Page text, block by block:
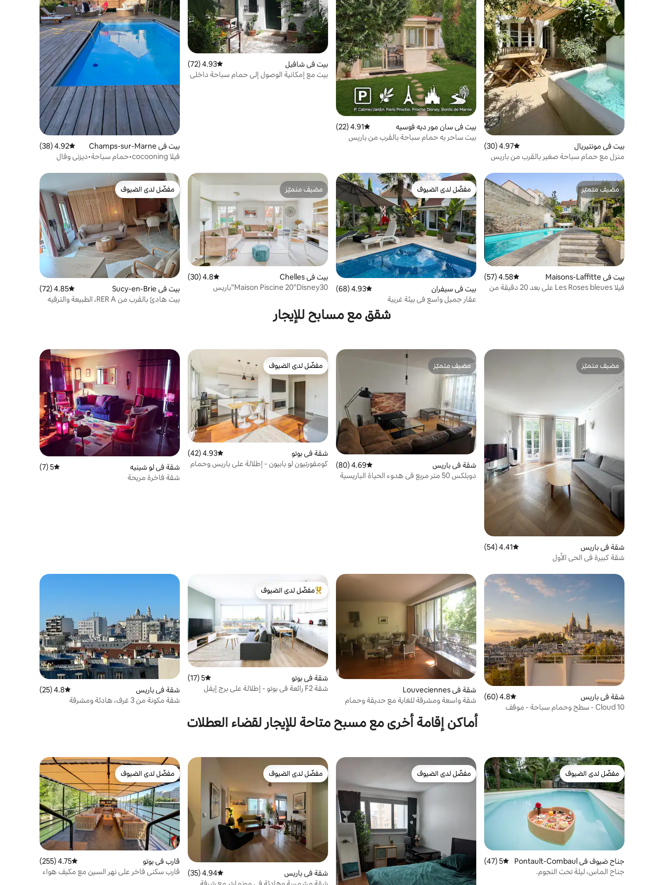
بيت في مونتيريال متوسط التقييم 4.97 من 5، 30 مراجعات
4.97 (30)
منزل مع حمام سباحة صغير بالقرب من باريس
بيت في سان مور ديه فوسيه متوسط التقييم 4.91 من 5، 22 مراجعات
4.91 (22)
بيت ساحر به حمام سباحة بالقرب من باريس
بيت في شافيل متوسط التقييم 4.93 من 5، 72 مراجعات
4.93 (72)
بيت مع إمكانية الوصول إلى حمام سباحة داخلي
بيت في Champs-sur-Marne متوسط التقييم 4.92 من 5، 38 مراجعات
4.92 (38)
فيلا cocooning•حمام سباحة•ديزني وفال
مضيف متميّز
مضيف متميّز
بيت في Maisons-Laffitte متوسط التقييم 4.58 من 5، 57 مراجعات
4.58 (57)
فيلا Les Roses bleues على بعد 20 دقيقة من
مفضّل لدى الضيوف
مفضّل لدى الضيوف
بيت في سيفران متوسط التقييم 4.93 من 5، 68 مراجعات
4.93 (68)
عقار جميل واسع في بيئة غريبة
مضيف متميّز
مضيف متميّز
بيت في Chelles متوسط التقييم 4.8 من 5، 30 مراجعات
4.8 (30)
Maison Piscine 20"Disney30"باريس
مفضّل لدى الضيوف
مفضّل لدى الضيوف
بيت في Sucy-en-Brie متوسط التقييم 4.85 من 5، 72 مراجعات
4.85 (72)
بيت هادئ بالقرب من RER A، الطبيعة والترفيه
شقق مع مسابح للإيجار
مضيف متميّز
مضيف متميّز
شقة في باريس متوسط التقييم 4.41 من 5، 54 مراجعات
4.41 (54)
شقة كبيرة في الحي الأول
مضيف متميّز
مضيف متميّز
شقة في باريس متوسط التقييم 4.69 من 5، 80 مراجعات
4.69 (80)
دوبلكس 50 متر مربع في هدوء الحياة الباريسية
مفضّل لدى الضيوف
مفضّل لدى الضيوف
شقة في بوتو متوسط التقييم 4.93 من 5، 42 مراجعات
4.93 (42)
كومفورتيون لو بابيون - إطلالة على باريس وحمام
شقة في لو شينيه متوسط التقييم 5 من 5، 7 مراجعات
5 (7)
شقة فاخرة مريحة
شقة في باريس متوسط التقييم 4.8 من 5، 60 مراجعات
4.8 (60)
Cloud 10 - سطح وحمام سباحة - موقف
شقة في Louveciennes
شقة واسعة ومشرقة للغاية مع حديقة وحمام
من أبرز البيوت المفضّلة لدى الضيوف
مفضّل لدى الضيوف
شقة في بوتو متوسط التقييم 5 من 5، 17 مراجعات
5 (17)
شقة F2 رائعة في بوتو - إطلالة على برج إيفل
شقة في باريس متوسط التقييم 4.8 من 5، 25 مراجعات
4.8 (25)
شقة مكونة من 3 غرف، هادئة ومشرقة
أماكن إقامة أخرى مع مسبح متاحة للإيجار لقضاء العطلات
مفضّل لدى الضيوف
مفضّل لدى الضيوف
جناح ضيوف في Pontault-Combaul
t
متوسط التقييم 5 من 5، 47 مراجعات
5 (47)
جناح الماس، ليلة تحت النجوم.
مفضّل لدى الضيوف
مفضّل لدى الضيوف
مفضّل لدى الضيوف
مفضّل لدى الضيوف
شقة في باريس متوسط التقييم 4.94 من 5، 35 مراجعات
4.94 (35)
شقة مشمسة وهادئة في مونمارتر مع شرفة
مفضّل لدى الضيوف
مفضّل لدى الضيوف
قارب في بوتو متوسط التقييم 4.75 من 5، 255 مراجعات
4.75 (255)
قارب سكني فاخر على نهر السين مع مكيف هواء